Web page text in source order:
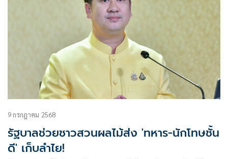
9 กรกฎาคม 2568
รัฐบาลช่วยชาวสวนผลไม้ส่ง 'ทหาร-นักโทษชั้น
ดี' เก็บลำไย!